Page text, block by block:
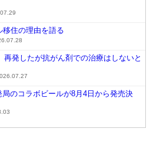
移住の理由を語る
再発したが抗がん剤での治療はしないと
のコラボビールが8月4日から発売決